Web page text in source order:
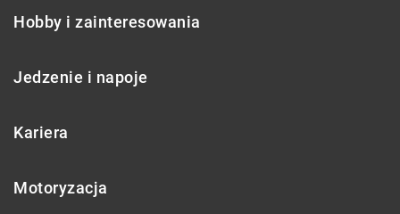
Hobby i zainteresowania
Jedzenie i napoje
Kariera
Motoryzacja